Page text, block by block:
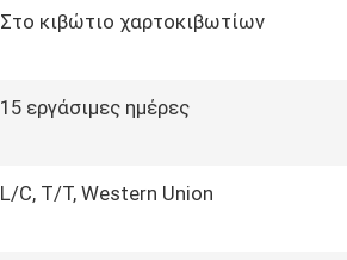
Στο κιβώτιο χαρτοκιβωτίων
15 εργάσιμες ημέρες
L/C, T/T, Western Union